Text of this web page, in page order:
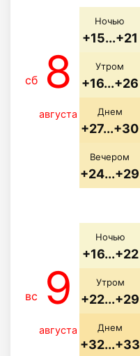
сб 8
августа
Ночью
+15...+21
Утром
+16...+26
Днем
+27...+30
Вечером
+24...+29
вс 9
августа
Ночью
+16...+22
Утром
+22...+29
Днем
+32...+33